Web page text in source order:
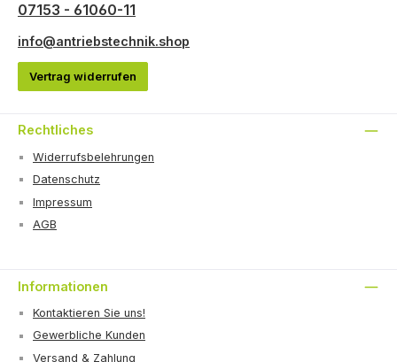
07153 - 61060-11
info@antriebstechnik.shop
Vertrag widerrufen
Rechtliches
Widerrufsbelehrungen
Datenschutz
Impressum
AGB
Informationen
Kontaktieren Sie uns!
Gewerbliche Kunden
Versand & Zahlung